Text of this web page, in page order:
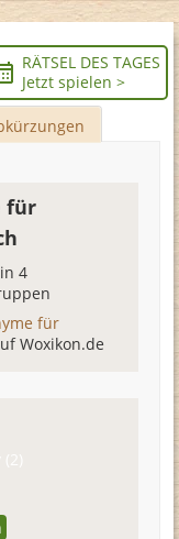
RÄTSEL DES TAGES
Jetzt spielen >
für
4
für
Woxikon.de